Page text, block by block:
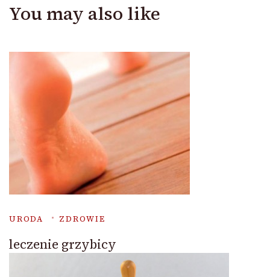
You may also like
URODA ZDROWIE
leczenie grzybicy